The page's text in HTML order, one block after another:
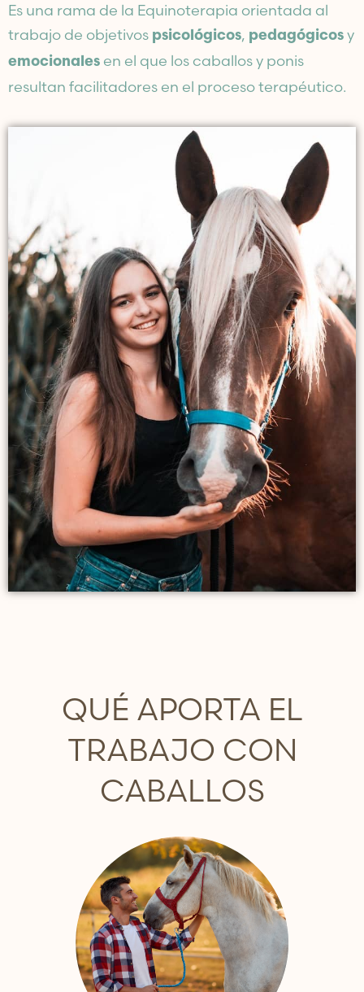
Es una rama de la Equinoterapia orientada al
trabajo de objetivos psicológicos, pedagógicos y
emocionales en el que los caballos y ponis
resultan facilitadores en el proceso terapéutico.
QUÉ APORTA EL
TRABAJO CON
CABALLOS